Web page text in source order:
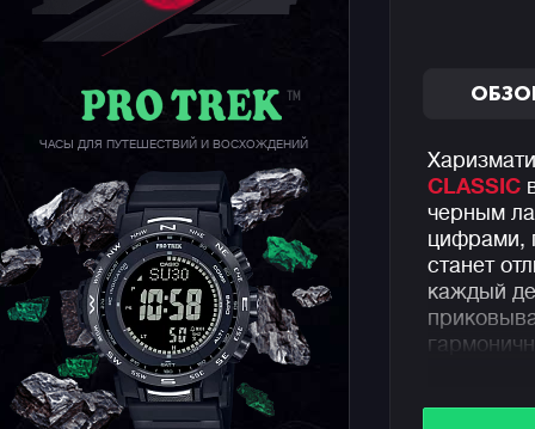
ЧАСЫ ДЛЯ ПУТЕШЕСТВИЙ И ВОСХОЖДЕНИЙ
CLASSIC
черным
цифрами,
станет
каждый